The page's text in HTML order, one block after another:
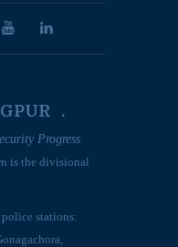
.
Progress
is the divisional
police stations: